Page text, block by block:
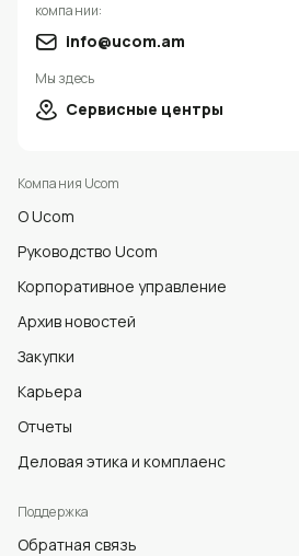
Компания Ucom
О Ucom
Руководство Ucom
Корпоративное управление
Архив новостей
Закупки
Карьера
Отчеты
Деловая этика и комплаенс
Поддержка
Обратная связь
компании:
info@ucom.am
Мы здесь
Сервисные центры